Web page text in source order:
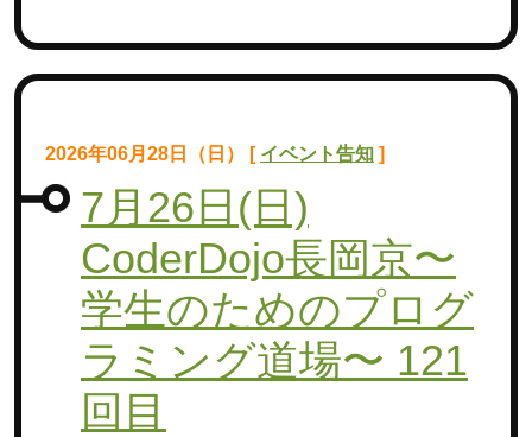
2026年06月28日（日） [ イベント告知 ]
7月26日(日)
CoderDojo長岡京〜
学生のためのプログ
ラミング道場〜 121
回目